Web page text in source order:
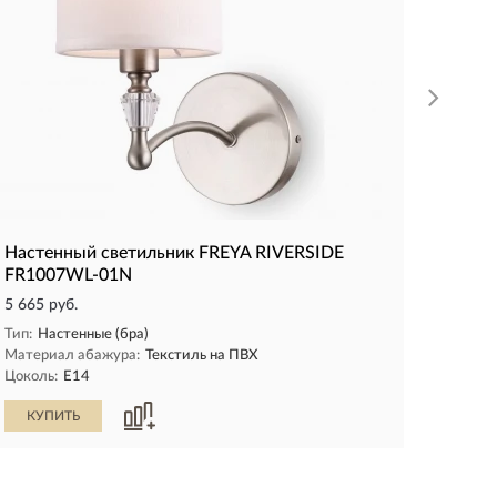
Настенный светильник FREYA RIVERSIDE
FR1007WL-01N
5 665 руб.
Тип: Настенные (бра)
Материал абажура: Текстиль на ПВХ
Цоколь: E14
КУПИТЬ